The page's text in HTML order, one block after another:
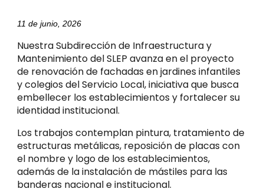
11 de junio, 2026
Nuestra Subdirección de Infraestructura y
Mantenimiento del SLEP avanza en el proyecto
de renovación de fachadas en jardines infantiles
y colegios del Servicio Local, iniciativa que busca
embellecer los establecimientos y fortalecer su
identidad institucional.
Los trabajos contemplan pintura, tratamiento de
estructuras metálicas, reposición de placas con
el nombre y logo de los establecimientos,
además de la instalación de mástiles para las
banderas nacional e institucional.